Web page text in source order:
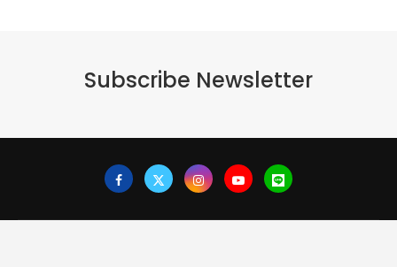
Subscribe Newsletter